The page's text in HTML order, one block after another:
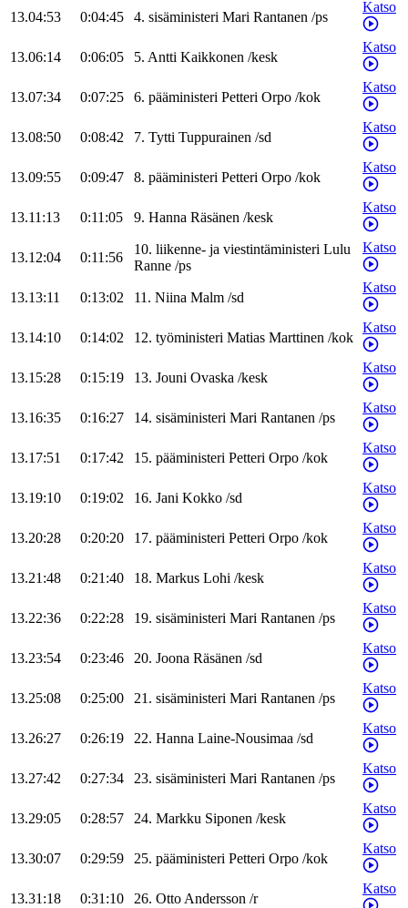
13.04:53 0:04:45 4. sisäministeri Mari Rantanen /ps
Katso
13.06:14 0:06:05 5. Antti Kaikkonen /kesk
Katso
13.07:34 0:07:25 6. pääministeri Petteri Orpo /kok
Katso
13.08:50 0:08:42 7. Tytti Tuppurainen /sd
Katso
13.09:55 0:09:47 8. pääministeri Petteri Orpo /kok
Katso
13.11:13 0:11:05 9. Hanna Räsänen /kesk
Katso
13.12:04 0:11:56
10. liikenne- ja viestintäministeri Lulu
Ranne /ps
Katso
13.13:11 0:13:02 11. Niina Malm /sd
Katso
13.14:10 0:14:02 12. työministeri Matias Marttinen /kok
Katso
13.15:28 0:15:19 13. Jouni Ovaska /kesk
Katso
13.16:35 0:16:27 14. sisäministeri Mari Rantanen /ps
Katso
13.17:51 0:17:42 15. pääministeri Petteri Orpo /kok
Katso
13.19:10 0:19:02 16. Jani Kokko /sd
Katso
13.20:28 0:20:20 17. pääministeri Petteri Orpo /kok
Katso
13.21:48 0:21:40 18. Markus Lohi /kesk
Katso
13.22:36 0:22:28 19. sisäministeri Mari Rantanen /ps
Katso
13.23:54 0:23:46 20. Joona Räsänen /sd
Katso
13.25:08 0:25:00 21. sisäministeri Mari Rantanen /ps
Katso
13.26:27 0:26:19 22. Hanna Laine-Nousimaa /sd
Katso
13.27:42 0:27:34 23. sisäministeri Mari Rantanen /ps
Katso
13.29:05 0:28:57 24. Markku Siponen /kesk
Katso
13.30:07 0:29:59 25. pääministeri Petteri Orpo /kok
Katso
13.31:18 0:31:10 26. OttoAndersson /r
Katso